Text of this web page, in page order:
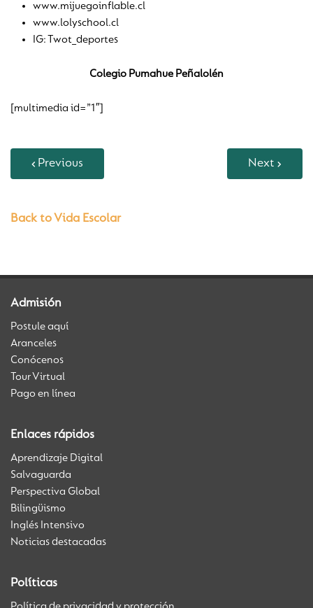
www.mijuegoinflable.cl
www.lolyschool.cl
IG: Twot_deportes
Colegio Pumahue Peñalolén
[multimedia id=”1″]
Previous Next
Back to Vida Escolar
Admisión
Postule aquí
Aranceles
Conócenos
Tour Virtual
Pago en línea
Enlaces rápidos
Aprendizaje Digital
Salvaguarda
Perspectiva Global
Bilingüismo
Inglés Intensivo
Noticias destacadas
Políticas